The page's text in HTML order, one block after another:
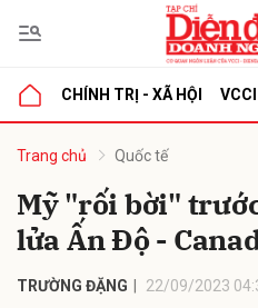
CHÍNH TRỊ - XÃ HỘI VCCI
Trang chủ Quốc tế
Mỹ "rối bời"
lửa Ấn Độ -
TRƯỜNG ĐẶNG 22/09/2023
luận